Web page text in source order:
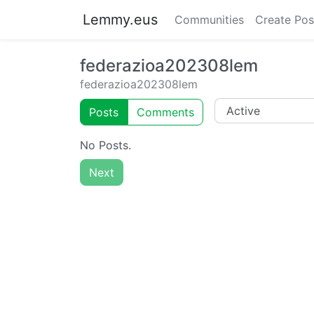
Lemmy.eus Communities Create
federazioa202308lem
federazioa202308lem
Posts
Comments
No Posts.
Next